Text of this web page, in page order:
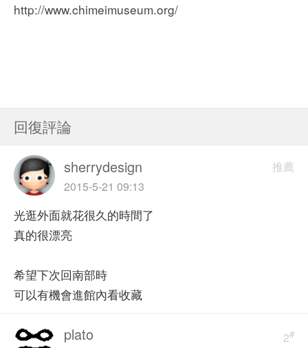
http://www.chimeimuseum.org/
回復評論
推薦
sherrydesign
2015-5-21 09:13
光逛外面就花很久的時間了
真的很漂亮
希望下次回南部時
可以有機會進館內看收藏
2#
plato